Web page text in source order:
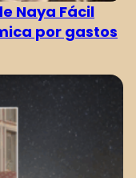
Naya Fácil
por gastos